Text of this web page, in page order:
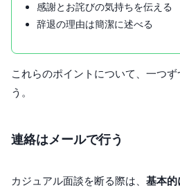
感謝とお詫びの気持ちを伝える
辞退の理由は簡潔に述べる
これらのポイントについて、一つ
う。
連絡はメールで行う
カジュアル面談を断る際は、 基本的